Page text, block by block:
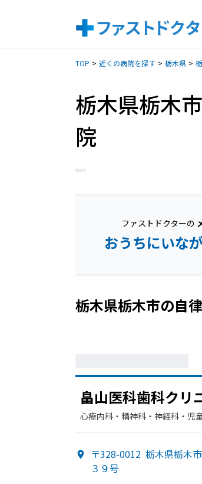
TOP 近くの病院を探す 栃木県
栃木県栃木
院
ファストドクターの
おうちにいな
栃木県栃木市の自
畠山医科歯科クリ
心療内科・​精神科・神経科・​児
〒328-0012 栃木県栃木
３９号